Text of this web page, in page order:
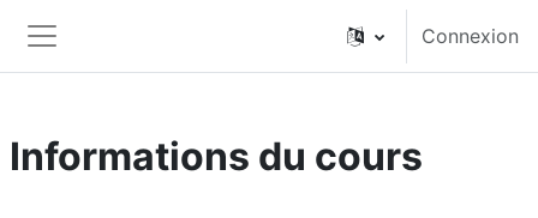
Panneau latéral
Connexion
Informations du cours